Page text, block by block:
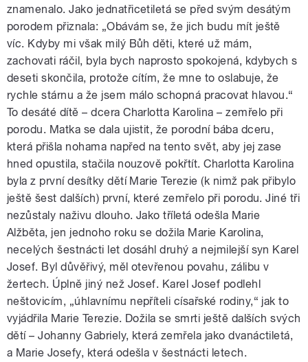
znamenalo. Jako jednatřicetiletá se před svým desátým
porodem přiznala: „Obávám se, že jich budu mít ještě
víc. Kdyby mi však milý Bůh děti, které už mám,
zachovati ráčil, byla bych naprosto spokojená, kdybych s
deseti skončila, protože cítím, že mne to oslabuje, že
rychle stárnu a že jsem málo schopná pracovat hlavou.“
To desáté dítě – dcera Charlotta Karolina – zemřelo při
porodu. Matka se dala ujistit, že porodní bába dceru,
která přišla nohama napřed na tento svět, aby jej zase
hned opustila, stačila nouzově pokřtít. Charlotta Karolina
byla z první desítky dětí Marie Terezie (k nimž pak přibylo
ještě šest dalších) první, které zemřelo při porodu. Jiné tři
nezůstaly naživu dlouho. Jako tříletá odešla Marie
Alžběta, jen jednoho roku se dožila Marie Karolina,
necelých šestnácti let dosáhl druhý a nejmilejší syn Karel
Josef. Byl důvěřivý, měl otevřenou povahu, zálibu v
žertech. Úplně jiný než Josef. Karel Josef podlehl
neštovicím, „úhlavnímu nepříteli císařské rodiny,“ jak to
vyjádřila Marie Terezie. Dožila se smrti ještě dalších svých
dětí – Johanny Gabriely, která zemřela jako dvanáctiletá,
a Marie Josefy, která odešla v šestnácti letech.